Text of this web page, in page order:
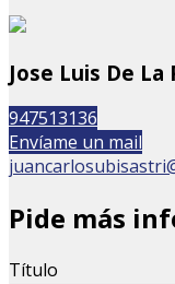
Jose Luis De La
947513136
Envíame un mail
Pide más
Título